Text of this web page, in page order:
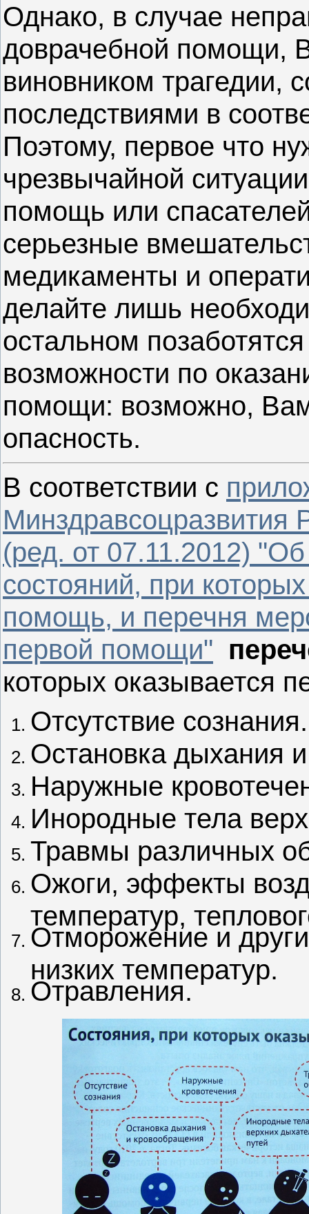
Однако, в случае
доврачебной помощи,
виновником
последствиями в
Поэтому, первое что
чрезвычайной
помощь или
серьезные
медикаменты и
делайте лишь
остальном
возможности по
помощи: возможно,
опасность.
В соответствии с
Минздравсоцразвития
(ред. от 07.11.2012)
состояний, при
помощь, и перечня
первой помощи"
которых оказывается
Отсутствие сознания.
Остановка дыхания
Наружные
Инородные тела
Травмы различных
Ожоги, эффекты
температур,
Отморожение и
низких температур.
Отравления.